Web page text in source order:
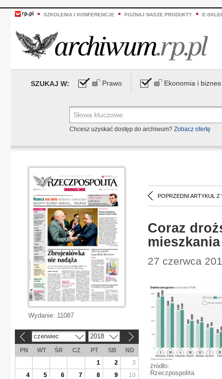
SZKOLENIA I KONFERENCJE POZNAJ NASZE PRODUKTY E-
SZUKAJ W: Prawo Ekonomia i biznes
Chcesz uzyskać dostęp do archiwum? Zobacz ofertę
POPRZEDNI ARTYKUŁ Z
Coraz
mieszkania
27 czerwca
źródło:
Rzeczpospolita
Wydanie: 11087
czerwiec 2018
PN WT ŚR CZ PT SB
ND
1
2
3
4
5 6 7 8 9
10